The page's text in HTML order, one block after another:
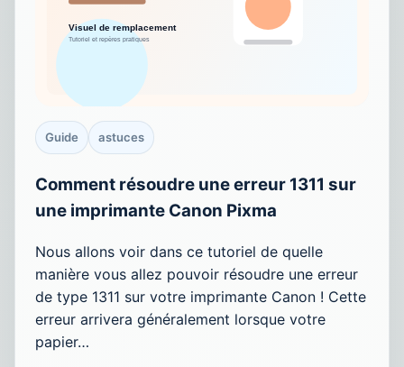
Guide astuces
Comment résoudre une erreur 1311 sur
une imprimante Canon Pixma
Nous allons voir dans ce tutoriel de quelle
manière vous allez pouvoir résoudre une erreur
de type 1311 sur votre imprimante Canon ! Cette
erreur arrivera généralement lorsque votre
papier…